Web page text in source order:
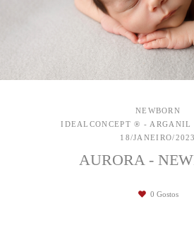
NEWBORN
IDEALCONCEPT ® - ARGANIL
18/JANEIRO/2023
AURORA -
0 Gostos